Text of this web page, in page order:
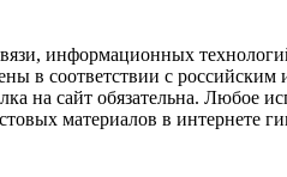
информационных
в соответствии с
на сайт обязательна.
материалов в интернете